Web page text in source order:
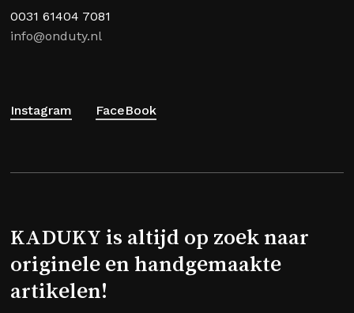
0031 61404 7081
info@onduty.nl
Instagram FaceBook
KADUKY is altijd op zoek naar
originele en handgemaakte
artikelen!